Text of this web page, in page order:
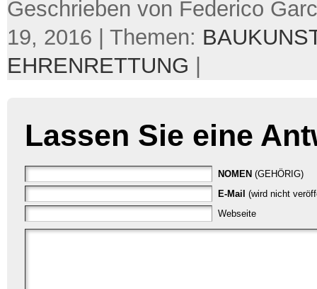
Geschrieben von Federico
19, 2016 | Themen:
EHRENRETTUNG |
Lassen Sie eine
NOMEN (GEHÖRIG)
E-Mail (wird nicht
Webseite